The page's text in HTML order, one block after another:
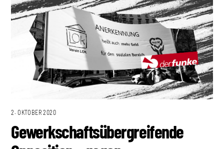
2. OKTOBER 2020
Gewerkschaftsübergreifende